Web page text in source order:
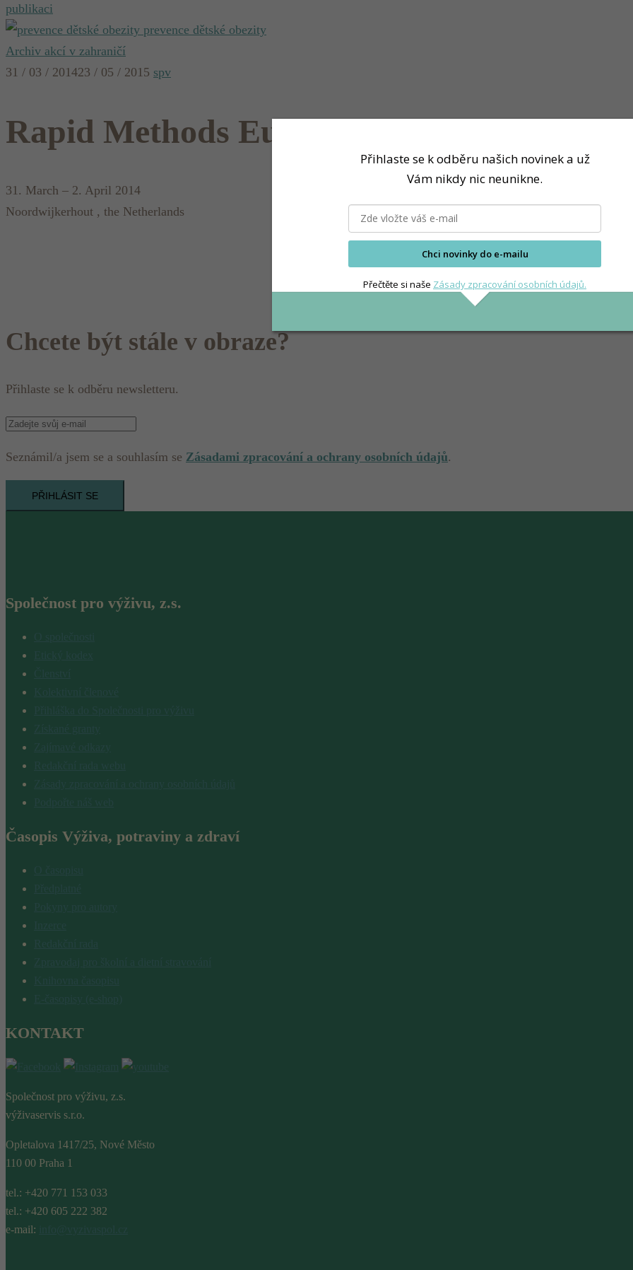
publikaci
prevence dětské obezity
Archiv akcí v zahraničí
31 / 03 / 201423 / 05 / 2015 spv
Rapid Methods Europe – RME – 2014 9th
31. March – 2. April 2014
Noordwijkerhout , the Netherlands
Chcete být stále v obraze?
Přihlaste se k odběru newsletteru.
Seznámil/a jsem se a souhlasím se Zásadami zpracování a ochrany osobních údajů.
PŘIHLÁSIT SE
Společnost pro výživu, z.s.
Časopis Výživa, potraviny a zdraví
KONTAKT
Společnost pro výživu, z.s.
výživaservis s.r.o.
Opletalova 1417/25, Nové Město
110 00 Praha 1
tel.: +420 771 153 033
tel.: +420 605 222 382
e-mail:
Přihlaste se k odběru našich novinek a už
Vám nikdy nic neunikne.
Chci novinky do e-mailu
Přečtěte si naše Zásady zpracování osobních údajů.